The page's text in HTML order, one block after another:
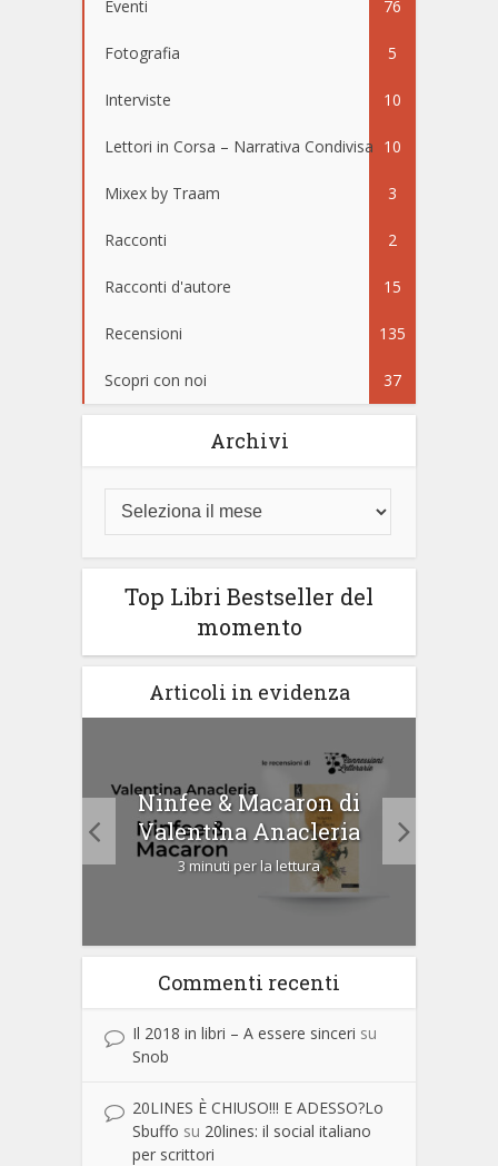
Eventi 76
Fotografia 5
Interviste 10
Lettori in Corsa – Narrativa Condivisa 10
Mixex by Traam 3
Racconti 2
Racconti d'autore 15
Recensioni 135
Scopri con noi 37
Archivi
Top Libri Bestseller del
momento
Articoli in evidenza
Ninfee & Macaron di
Valentina Anacleria
3 minuti per la lettura
Commenti recenti
Il 2018 in libri – A essere sinceri su
Snob
20LINES È CHIUSO!!! E ADESSO?Lo
Sbuffo su 20lines: il social italiano
per scrittori